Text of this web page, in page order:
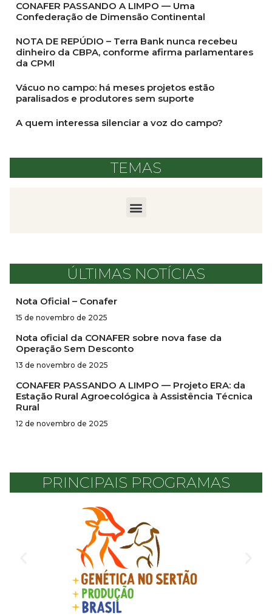
CONAFER PASSANDO A LIMPO — Uma
Confederação de Dimensão Continental
NOTA DE REPÚDIO – Terra Bank nunca recebeu
dinheiro da CBPA, conforme afirma parlamentares
da CPMI
Vácuo no campo: há meses projetos estão
paralisados e produtores sem suporte
A quem interessa silenciar a voz do campo?
TEMAS
ÚLTIMAS NOTÍCIAS
Nota Oficial – Conafer
15 de novembro de 2025
Nota oficial da CONAFER sobre nova fase da
Operação Sem Desconto
13 de novembro de 2025
CONAFER PASSANDO A LIMPO — Projeto ERA: da
Estação Rural Agroecológica à Assistência Técnica
Rural
12 de novembro de 2025
PRINCIPAIS PROGRAMAS